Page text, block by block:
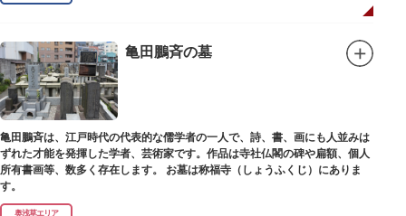
亀田鵬斉の墓
亀田鵬斉は、江戸時代の代表的な儒学者の一人で、詩、書、画にも人並みは
ずれた才能を発揮した学者、芸術家です。作品は寺社仏閣の碑や扁額、個人
所有書画等、数多く存在します。 お墓は称福寺（しょうふくじ）にありま
す。
奥浅草エリア